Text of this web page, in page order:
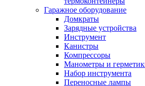
Гаражное оборудование
Домкраты
Зарядные устройства
Инструмент
Канистры
Компрессоры
Манометры и
Набор инструмента
Переносные лампы